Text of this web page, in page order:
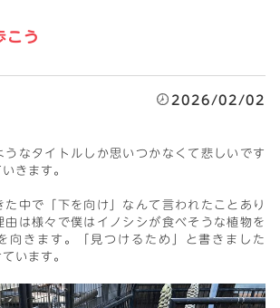
こう
2026/02/02
うなタイトルしか思いつかなくて悲しいです
きます。
た中で「下を向け」なんて言われたことあり
由は様々で僕はイノシシが食べそうな植物を
向きます。「見つけるため」と書きました
います。